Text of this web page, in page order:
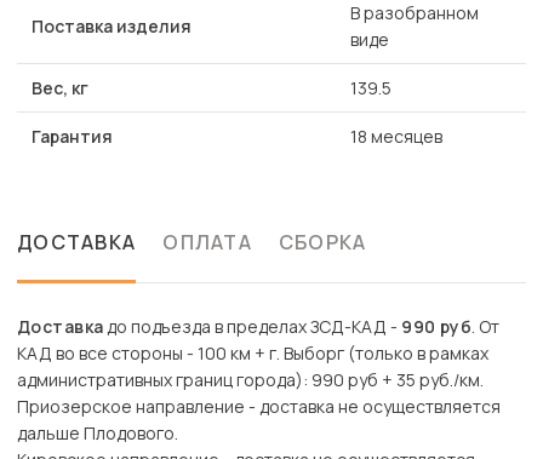
Поставка изделия
В разобранном
виде
Вес, кг 139.5
Гарантия 18 месяцев
ДОСТАВКА ОПЛАТА СБОРКА
Доставкадо подъезда в пределах ЗСД-КАД - 990 руб. От
КАД во все стороны - 100 км + г. Выборг (только в рамках
административных границ города): 990 руб + 35 руб./км.
Приозерское направление - доставка не осуществляется
дальше Плодового.